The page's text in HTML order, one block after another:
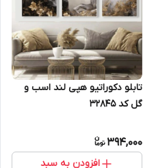
تابلو دکوراتیو هپی لند اسب و
گل کد 32845
394,000
افزودن به سبد